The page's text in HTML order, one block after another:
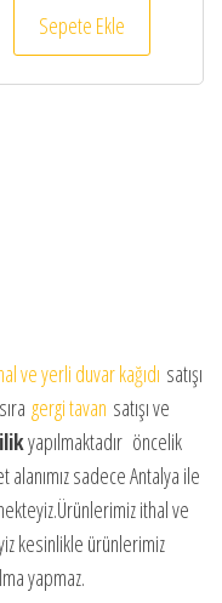
Sepete Ekle
ve yerli duvar kağıdı satışı
gergi tavan satışı ve
yapılmaktadır öncelik
sadece Antalya ile
ithal ve
kesinlikle ürünlerimiz
yapmaz.